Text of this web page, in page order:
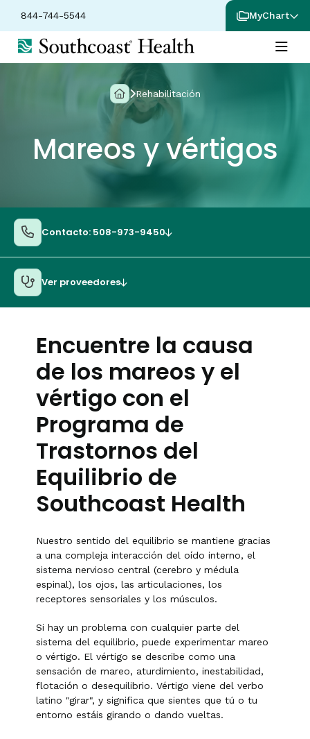
844-744-5544 MyChart
Rehabilitación
Mareos y vértigos
Contacto: 508-973-9450
Ver proveedores
Encuentre la causa
de los mareos y el
vértigo con el
Programa de
Trastornos del
Equilibrio de
Southcoast Health
Nuestro sentido del equilibrio se mantiene gracias
a una compleja interacción del oído interno, el
sistema nervioso central (cerebro y médula
espinal), los ojos, las articulaciones, los
receptores sensoriales y los músculos.
Si hay un problema con cualquier parte del
sistema del equilibrio, puede experimentar mareo
o vértigo. El vértigo se describe como una
sensación de mareo, aturdimiento, inestabilidad,
flotación o desequilibrio. Vértigo viene del verbo
latino "girar", y significa que sientes que tú o tu
entorno estáis girando o dando vueltas.